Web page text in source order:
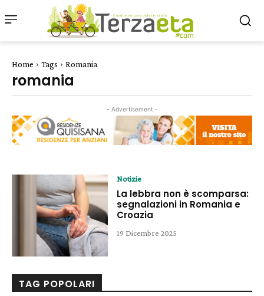
Home Tags Romania
romania
- Advertisement -
Notizie
La lebbra non è scomparsa:
segnalazioni in Romania e
Croazia
19 Dicembre 2025
TAG POPOLARI